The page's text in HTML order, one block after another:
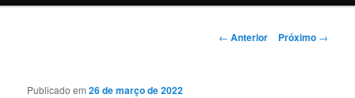
Navegação
← Anterior Próximo →
Publicado em26 de março de 2022